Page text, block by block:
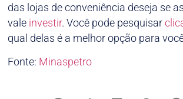
das lojas de conveniência deseja se
vale investir. Você pode pesquisar
qual delas é a melhor opção para
Fonte: Minaspetro